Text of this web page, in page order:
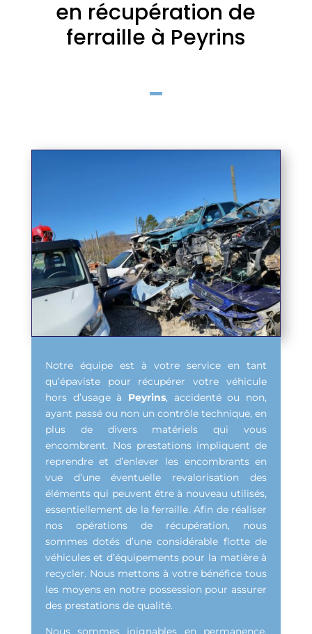
en récupération de
ferraille à Peyrins
Notre équipe est à votre service en tant
qu’épaviste pour récupérer votre véhicule
hors d’usage à Peyrins, accidenté ou non,
ayant passé ou non un contrôle technique, en
plus de divers matériels qui vous
encombrent. Nos prestations impliquent de
reprendre et d’enlever les encombrants en
vue d’une éventuelle revalorisation des
éléments qui peuvent être à nouveau utilisés,
essentiellement de la ferraille. Afin de réaliser
nos opérations de récupération, nous
sommes dotés d’une considérable flotte de
véhicules et d’équipements pour la matière à
recycler. Nous mettons à votre bénéfice tous
les moyens en notre possession pour assurer
des prestations de qualité.
Nous sommes joignables en permanence,